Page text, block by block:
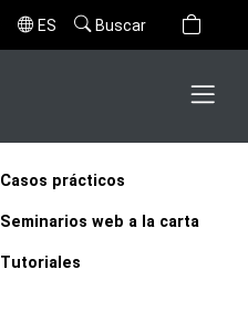
ES Buscar
Casos prácticos
Seminarios web a la carta
Tutoriales